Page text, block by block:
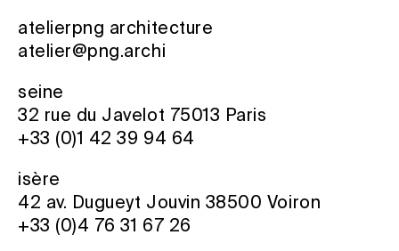
atelierpng architecture
atelier@png.archi
seine
32 rue du Javelot 75013 Paris
+33 (0)1 42 39 94 64
isère
42 av. Dugueyt Jouvin 38500 Voiron
+33 (0)4 76 31 67 26